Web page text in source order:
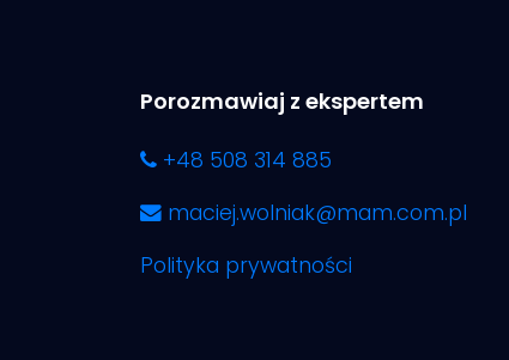
Porozmawiaj z ekspertem
+48 508 314 885
maciej.wolniak@mam.com.pl
Polityka prywatności